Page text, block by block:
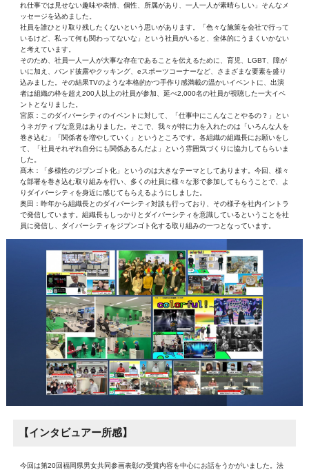
れ仕事では見せない趣味や表情、個性、所属があり、一人一人が素晴らしい」そんなメ
ッセージを込めました。
社員を誰ひとり取り残したくないという思いがあります。「色々な施策を会社で行って
いるけど、私って何も関わってないな」という社員がいると、全体的にうまくいかない
と考えています。
そのため、社員一人一人が大事な存在であることを伝えるために、育児、LGBT、障が
いに加え、バンド披露やクッキング、eスポーツコーナーなど、さまざまな要素を盛り
込みました。その結果TVのような本格的かつ手作り感満載の温かいイベントに、出演
者は組織の枠を超え200人以上の社員が参加、延べ2,000名の社員が視聴した一大イベ
ントとなりました。
宮原：このダイバーシティのイベントに対して、「仕事中にこんなことやるの？」とい
うネガティブな意見はありました。そこで、我々が特に力を入れたのは「いろんな人を
巻き込む」「関係者を増やしていく」というところです。各組織の組織長にお願いをし
て、「社員それぞれ自分にも関係あるんだよ」という雰囲気づくりに協力してもらいま
した。
髙木：「多様性のジブンゴト化」というのは大きなテーマとしてあります。今回、様々
な部署を巻き込む取り組みを行い、多くの社員に様々な形で参加してもらうことで、よ
りダイバーシティを身近に感じてもらえるようにしました。
奥田：昨年から組織長とのダイバーシティ対談も行っており、その様子を社内イントラ
で発信しています。組織長もしっかりとダイバーシティを意識しているということを社
員に発信し、ダイバーシティをジブンゴト化する取り組みの一つとなっています。
【インタビュアー所感】
今回は第20回福岡県男女共同参画表彰の受賞内容を中心にお話をうかがいました。法